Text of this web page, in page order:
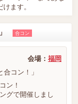
ます。
」 合コン
会場： 福岡
ン！
グで開催しまし